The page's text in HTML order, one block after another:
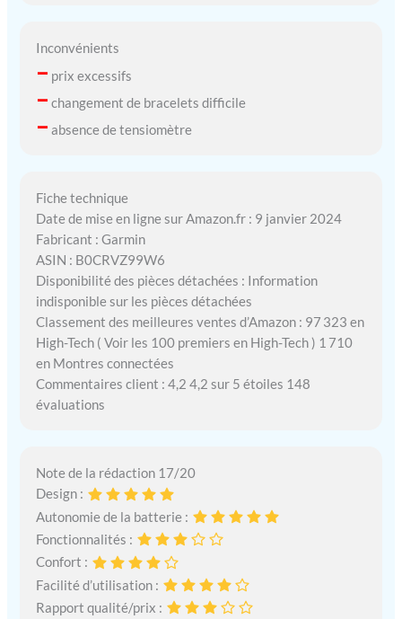
Inconvénients
– prix excessifs
– changement de bracelets difficile
– absence de tensiomètre
Fiche technique
Date de mise en ligne sur Amazon.fr : 9 janvier 2024
Fabricant : Garmin
ASIN : B0CRVZ99W6
Disponibilité des pièces détachées : Information
indisponible sur les pièces détachées
Classement des meilleures ventes d’Amazon : 97 323 en
High-Tech ( Voir les 100 premiers en High-Tech ) 1 710
en Montres connectées
Commentaires client : 4,2 4,2 sur 5 étoiles 148
évaluations
Note de la rédaction 17/20
Design :
Autonomie de la batterie :
Fonctionnalités :
Confort :
Facilité d’utilisation :
Rapport qualité/prix :